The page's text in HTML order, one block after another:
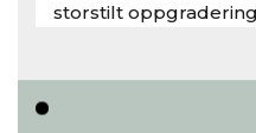
storstilt
Les hele artikkelen